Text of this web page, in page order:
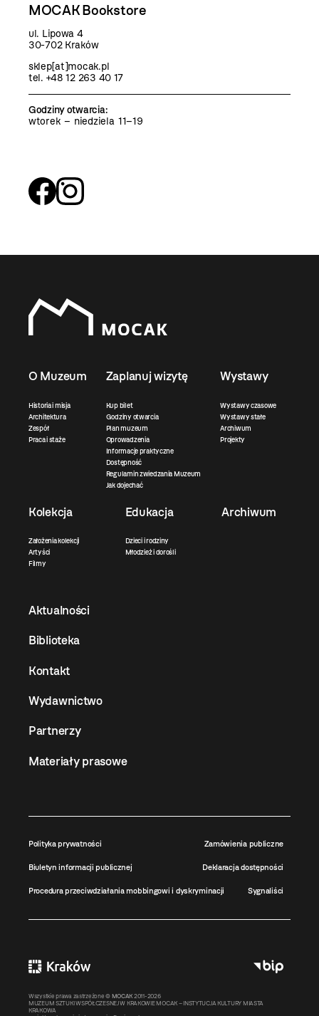
MOCAK Bookstore
ul. Lipowa 4
30-702 Kraków
sklep[at]mocak.pl
tel. +48 12 263 40 17
Godziny otwarcia:
wtorek – niedziela 11–19
O Muzeum
Historia i misja
Architektura
Zespół
Praca i staże
Zaplanuj wizytę
Kup bilet
Godziny otwarcia
Plan muzeum
Oprowadzenia
Informacje praktyczne
Dostępność
Regulamin zwiedzania Muzeum
Jak dojechać
Wystawy
Wystawy czasowe
Wystawy stałe
Archiwum
Projekty
Kolekcja
Założenia kolekcji
Artyści
Filmy
Edukacja
Dzieci i rodziny
Młodzież i dorośli
Archiwum
Aktualności
Biblioteka
Kontakt
Wydawnictwo
Partnerzy
Materiały prasowe
Polityka prywatności Zamówienia publiczne
Biuletyn informacji publicznej Deklaracja dostępności
Procedura przeciwdziałania mobbingowi i dyskryminacji Sygnaliści
Wszystkie prawa zastrzeżone © MOCAK 2011-2026
MUZEUM SZTUKI WSPÓŁCZESNEJ W KRAKOWIE MOCAK – INSTYTUCJA KULTURY MIASTA
KRAKOWA